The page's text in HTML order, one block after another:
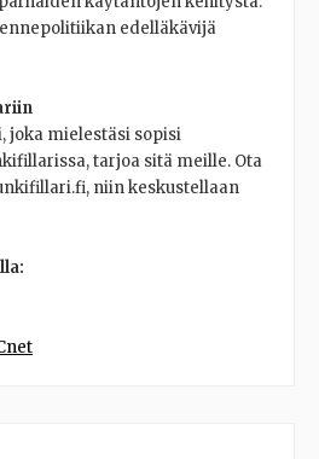
edelläkävijä
joka mielestäsi sopisi
tarjoa sitä meille. Ota
niin keskustellaan